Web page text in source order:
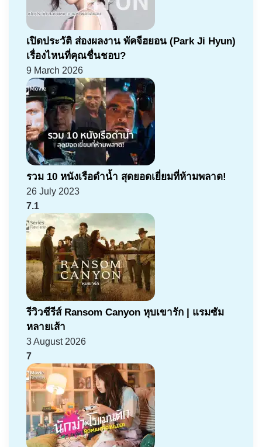
เปิดประวัติ ส่องผลงาน พัคจีฮยอน (Park Ji Hyun)
เรื่องไหนที่คุณชื่นชอบ?
9 March 2026
รวม 10 หนังเรือดำน้ำ สุดยอดเยี่ยมที่ห้ามพลาด!
26 July 2023
7.1
รีวิวซีรีส์ Ransom Canyon หุบเขารัก | แรมซัม
หลายเส้า
3 August 2026
7